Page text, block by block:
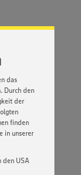
kann
dass auf
das
Durch den
der
finden
in unserer
den USA